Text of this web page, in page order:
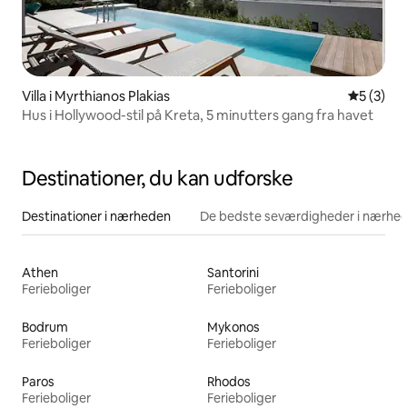
Villa i Myrthianos Plakias 5 ud af 5
5 (3)
Hus i Hollywood-stil på Kreta, 5 minutters gang fra havet
Destinationer, du kan udforske
Destinationer i nærheden De bedste seværdigheder i
Athen
Ferieboliger
Santorini
Ferieboliger
Bodrum
Ferieboliger
Mykonos
Ferieboliger
Paros
Ferieboliger
Rhodos
Ferieboliger